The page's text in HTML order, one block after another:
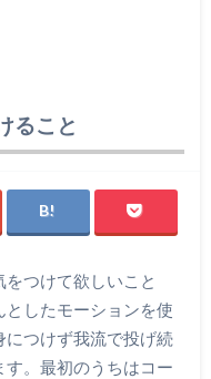
ること
つけて欲しいこと
したモーションを使
につけず我流で投げ続
。最初のうちはコー